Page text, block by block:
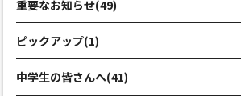
重要なお知らせ(49)
ピックアップ(1)
中学生の皆さんへ(41)